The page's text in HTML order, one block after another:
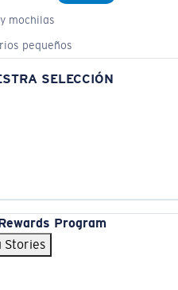
mochilas
pequeños
SELECCIÓN
Program
Stories